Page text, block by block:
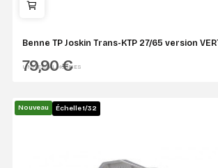
Benne TP Joskin Trans-KTP 27/65 version
UNIVERSAL HOBBIES
79,90 €
Nouveau Échelle 1/32